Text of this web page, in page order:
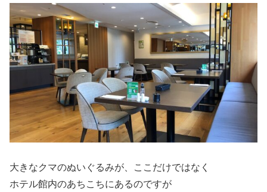
大きなクマのぬいぐるみが、ここだけではなく
ホテル館内のあちこちにあるのですが